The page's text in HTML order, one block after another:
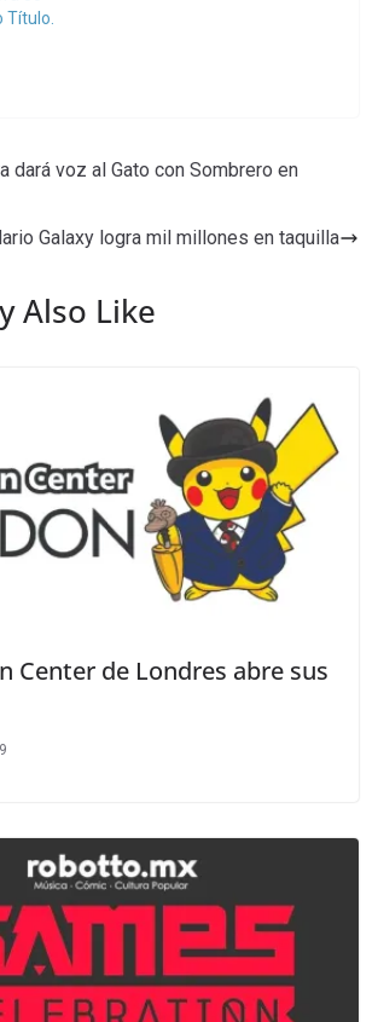
Título.
dará voz al Gato con Sombrero en
Galaxy logra mil millones en taquilla
Also Like
Center de Londres abre sus